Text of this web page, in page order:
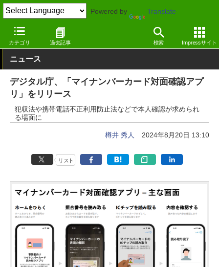
Powered by Translate
カテゴリ 過去記事 検索 Impressサイト
窓の杜 インターネット iOS
ニュース
デジタル庁、「マイナンバーカード対面確認アプ
リ」をリリース
犯収法や携帯電話不正利用防止法などで本人確認が求められ
る場面に
樽井 秀人 2024年8月20日 13:10
リスト